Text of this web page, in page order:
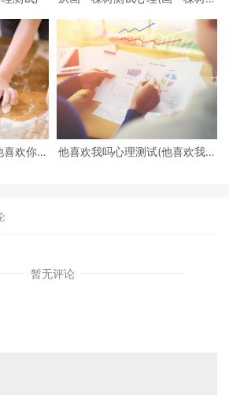
欢你吗
他喜欢我吗心理测试(他喜欢我吗
暂无评论